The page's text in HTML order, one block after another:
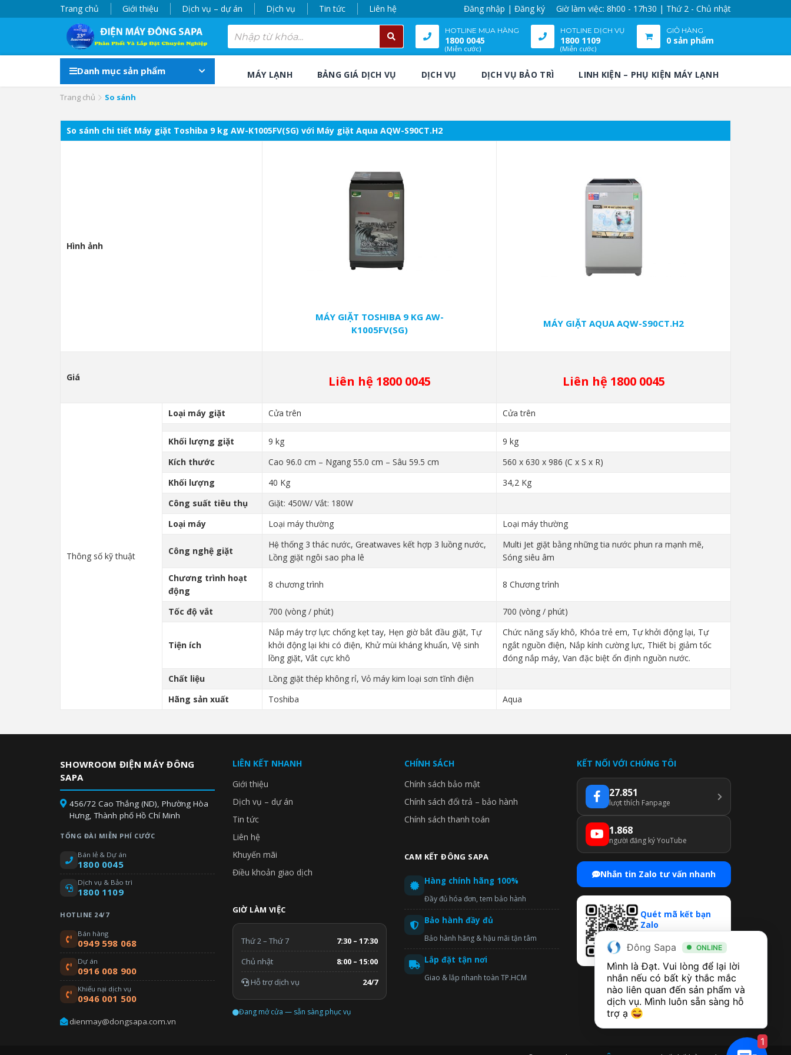
Trang chủ Giới thiệu Dịch vụ – dự án Dịch vụ Tin tức Liên hệ Đăng nhập | Đăng ký Giờ làm việc: 8h00 - 17h30 | Thứ 2 - Chủ nhật
HOTLINE MUA HÀNG
1800 0045
(Miễn cước)
HOTLINE DỊCH VỤ
1800 1109
(Miễn cước)
GIỎ HÀNG
0 sản phẩm
Danh mục sản phẩm MÁY LẠNH BẢNG GIÁ DỊCH VỤ DỊCH VỤ DỊCH VỤ BẢO TRÌ LINH KIỆN – PHỤ KIỆN MÁY LẠNH
Trang chủ So sánh
So sánh chi tiết Máy giặt Toshiba 9 kg AW-K1005FV(SG) với Máy giặt Aqua AQW-S90CT.H2
Hình ảnh
MÁY GIẶT TOSHIBA 9 KG AW-
K1005FV(SG)
MÁY GIẶT AQUA AQW-S90CT.H2
Giá Liên hệ 1800 0045 Liên hệ 1800 0045
Thông số kỹ thuật
Loại máy giặt Cửa trên Cửa trên
Khối lượng giặt 9 kg
9 kg
Kích thước
Cao 96.0 cm – Ngang 55.0 cm – Sâu 59.5 cm
560 x 630 x 986 (C x S x R)
Khối lượng
40 Kg
34,2 Kg
Công suất tiêu thụ
Giặt: 450W/ Vắt: 180W
Loại máy
Loại máy thường Loại máy thường
Công nghệ giặt
Hệ thống 3 thác nước, Greatwaves kết hợp 3 luồng nước,
Lồng giặt ngôi sao pha lê
Multi Jet giặt bằng những tia nước phun ra mạnh mẽ,
Sóng siêu âm
Chương trình hoạt
động
8 chương trình 8 Chương trình
Tốc độ vắt 700 (vòng / phút) 700 (vòng / phút)
Tiện ích
Nắp máy trợ lực chống kẹt tay, Hẹn giờ bắt đầu giặt, Tự
khởi động lại khi có điện, Khử mùi kháng khuẩn, Vệ sinh
lồng giặt, Vắt cực khô
Chức năng sấy khô, Khóa trẻ em, Tự khởi động lại, Tự
ngắt nguồn điện, Nắp kính cường lực, Thiết bị giảm tốc
đóng nắp máy, Van đặc biệt ổn định nguồn nước.
Chất liệu
Lồng giặt thép không rỉ, Vỏ máy kim loại sơn tĩnh điện
Hãng sản xuất
Toshiba Aqua
SHOWROOM ĐIỆN MÁY ĐÔNG
SAPA
456/72 Cao Thắng (ND), Phường Hòa
Hưng, Thành phố Hồ Chí Minh
TỔNG ĐÀI MIỄN PHÍ CƯỚC
Bán lẻ & Dự án
1800 0045
Dịch vụ & Bảo trì
1800 1109
HOTLINE 24/7
Bán hàng
0949 598 068
Dự án
0916 008 900
Khiếu nại dịch vụ
0946 001 500
dienmay@dongsapa.com.vn
LIÊN KẾT NHANH
Giới thiệu
Dịch vụ – dự án
Tin tức
Liên hệ
Khuyến mãi
Điều khoản giao dịch
GIỜ LÀM VIỆC
Thứ 2 – Thứ 7
7:30 – 17:30
Chủ nhật
8:00 – 15:00
Hỗ trợ dịch vụ
24/7
Đang mở cửa — sẵn sàng phục vụ
CHÍNH SÁCH
Chính sách bảo mật
Chính sách đổi trả – bảo hành
Chính sách thanh toán
CAM KẾT ĐÔNG SAPA
Hàng chính hãng 100%
Đầy đủ hóa đơn, tem bảo hành
Bảo hành đầy đủ
Bảo hành hãng & hậu mãi tận tâm
Lắp đặt tận nơi
Giao & lắp nhanh toàn TP.HCM
KẾT NỐI VỚI CHÚNG TÔI
27.851
lượt thích Fanpage
1.868
người đăng ký YouTube
Nhắn tin Zalo tư vấn nhanh
Quét mã kết bạn
Zalo
chat & nhận ưu đãi
Đông Sapa ONLINE
Mình là Đạt. Vui lòng để lại lời
nhắn nếu có bất kỳ thắc mắc
nào liên quan đến sản phẩm và
dịch vụ. Mình luôn sẵn sàng hỗ
trợ ạ
1